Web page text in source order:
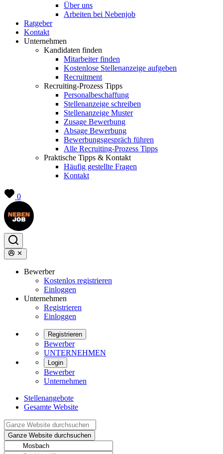
Über uns
Arbeiten bei Nebenjob
Ratgeber
Kontakt
Unternehmen
Kandidaten finden
Mitarbeiter finden
Kostenlose Stellenanzeige aufgeben
Recruitment
Recruiting-Prozess Tipps
Personalbeschaffung
Stellenanzeige schreiben
Stellenanzeige Muster
Zusage Bewerbung
Absage Bewerbung
Bewerbungsgespräch führen
Alle Recruiting-Prozess Tipps
Praktische Tipps & Kontakt
Häufig gestellte Fragen
Kontakt
0
Bewerber
Kostenlos registrieren
Einloggen
Unternehmen
Registrieren
Einloggen
Registrieren
Bewerber
UNTERNEHMEN
Login
Bewerber
Unternehmen
Stellenangebote
Gesamte Website